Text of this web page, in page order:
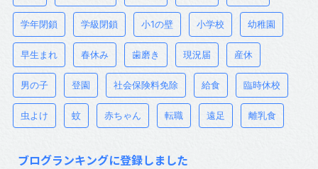
学年閉鎖 学級閉鎖 小1の壁 小学校 幼稚園
早生まれ 春休み 歯磨き 現況届 産休
男の子 登園 社会保険料免除 給食 臨時休校
虫よけ 蚊 赤ちゃん 転職 遠足 離乳食
ブログランキングに登録しました